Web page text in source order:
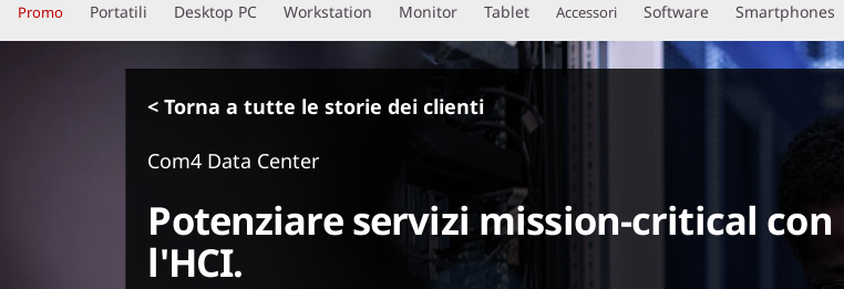
a
a
Promo Portatili Desktop PC Workstation Monitor Tablet Accessori Software Smartphones
< Torna a tutte le storie dei clienti
Com4 Data Center
Potenziare servizi mission-critical con
l'HCI.